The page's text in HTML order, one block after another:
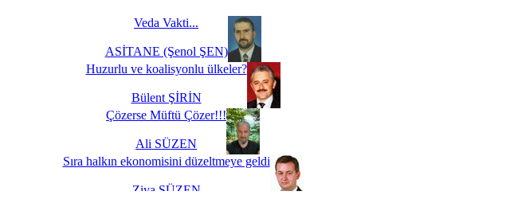
Veda Vakti...
ASİTANE (Şenol ŞEN)
Huzurlu ve koalisyonlu ülkeler?
Bülent ŞİRİN
Çözerse Müftü Çözer!!!
Ali SÜZEN
Sıra halkın ekonomisini düzeltmeye geldi
Ziya SÜZEN